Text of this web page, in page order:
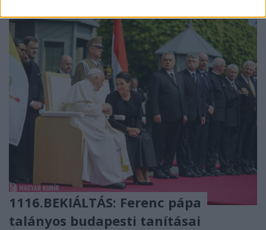
1116.BEKIÁLTÁS: Ferenc pápa
talányos budapesti tanításai